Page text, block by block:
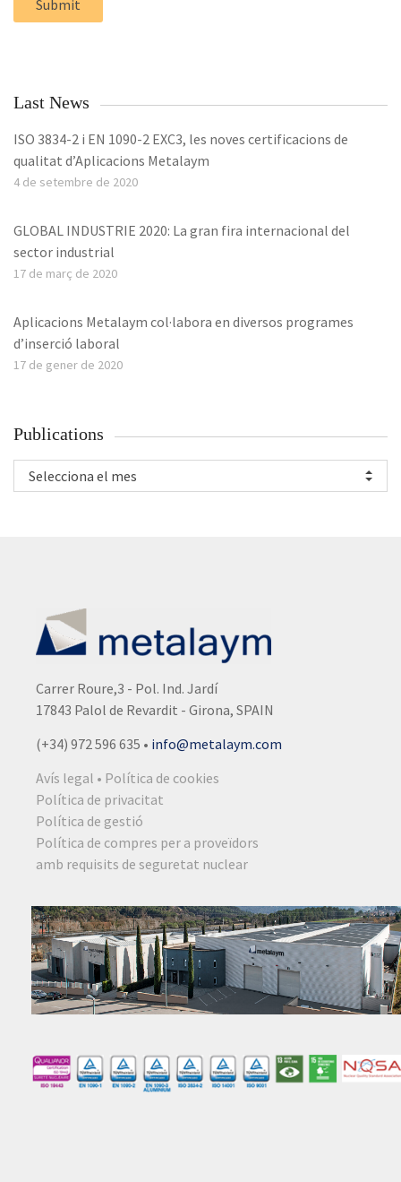
Last News
ISO 3834-2 i EN 1090-2 EXC3, les noves certificacions de
qualitat d’Aplicacions Metalaym
4 de setembre de 2020
GLOBAL INDUSTRIE 2020: La gran fira internacional del
sector industrial
17 de març de 2020
Aplicacions Metalaym col·labora en diversos programes
d’inserció laboral
17 de gener de 2020
Publications
Selecciona el mes
Carrer Roure,3 - Pol. Ind. Jardí
17843 Palol de Revardit - Girona, SPAIN
(+34) 972 596 635 • info@metalaym.com
Avís legal • Política de cookies
Política de privacitat
Política de gestió
Política de compres per a proveïdors
amb requisits de seguretat nuclear